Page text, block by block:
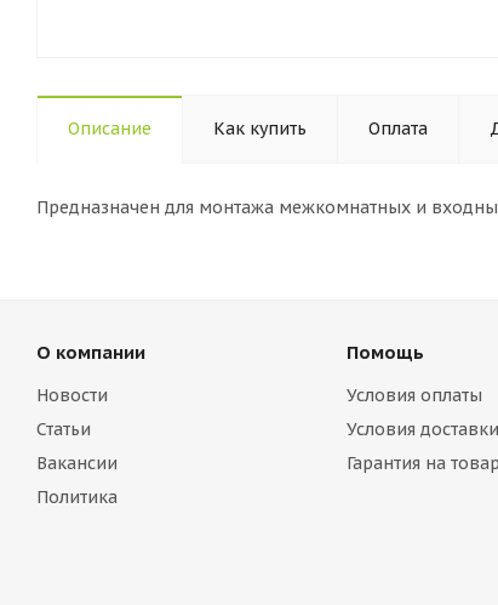
Описание Как купить Оплата
Предназначен для монтажа межкомнатных и
О компании
Новости
Статьи
Вакансии
Политика
Помощь
Условия оплаты
Условия доставки
Гарантия на товар